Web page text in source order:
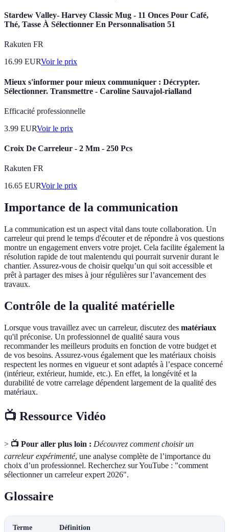
Stardew Valley- Harvey Classic Mug - 11 Onces Pour Café,
Thé, Tasse À Sélectionner En Personnalisation 51
Rakuten FR
16.99 EURVoir le prix
Mieux s'informer pour mieux communiquer : Décrypter.
Sélectionner. Transmettre - Caroline Sauvajol-rialland
Efficacité professionnelle
3.99 EURVoir le prix
Croix De Carreleur - 2 Mm - 250 Pcs
Rakuten FR
16.65 EURVoir le prix
Importance de la communication
La communication est un aspect vital dans toute collaboration. Un
carreleur qui prend le temps d'écouter et de répondre à vos questions
montre un engagement envers votre projet. Cela facilite également la
résolution rapide de tout malentendu qui pourrait survenir durant le
chantier. Assurez-vous de choisir quelqu’un qui soit accessible et
prêt à partager des mises à jour régulières sur l’avancement des
travaux.
Contrôle de la qualité matérielle
Lorsque vous travaillez avec un carreleur, discutez des matériaux
qu'il préconise. Un professionnel de qualité saura vous
recommander les meilleurs produits en fonction de votre budget et
de vos besoins. Assurez-vous également que les matériaux choisis
respectent les normes en vigueur et sont adaptés à l’espace concerné
(intérieur, extérieur, humide, etc.). En effet, la longévité et la
durabilité de votre carrelage dépendent largement de la qualité des
matériaux.
📺 Ressource Vidéo
> 📺 Pour aller plus loin : Découvrez comment choisir un
carreleur expérimenté, une analyse complète de l’importance du
choix d’un professionnel. Recherchez sur YouTube : "comment
sélectionner un carreleur expert 2026".
Glossaire
Terme Définition